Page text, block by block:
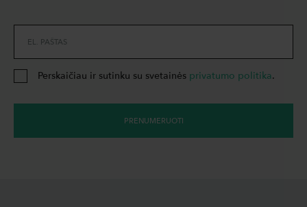
EL. PAŠTAS
Perskaičiau ir sutinku su svetainės privatumo politika.
PRENUMERUOTI